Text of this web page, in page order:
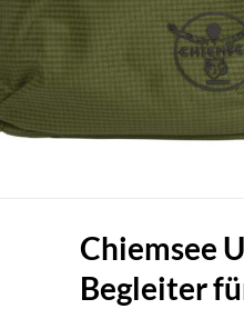
Chiemsee
Begleiter